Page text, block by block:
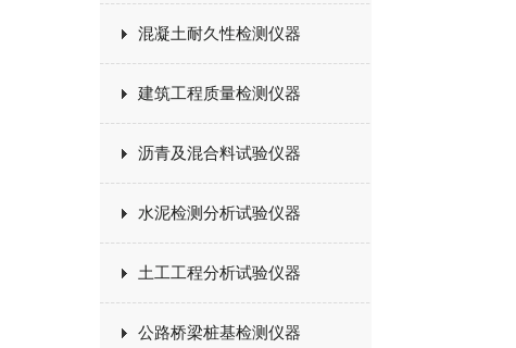
混凝土耐久性检测仪器
建筑工程质量检测仪器
沥青及混合料试验仪器
水泥检测分析试验仪器
土工工程分析试验仪器
公路桥梁桩基检测仪器